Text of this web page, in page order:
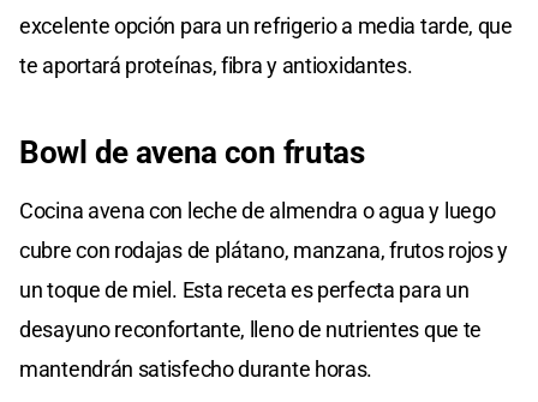
excelente opción para un refrigerio a media tarde, que
te aportará proteínas, fibra y antioxidantes.
Bowl de avena con frutas
Cocina avena con leche de almendra o agua y luego
cubre con rodajas de plátano, manzana, frutos rojos y
un toque de miel. Esta receta es perfecta para un
desayuno reconfortante, lleno de nutrientes que te
mantendrán satisfecho durante horas.